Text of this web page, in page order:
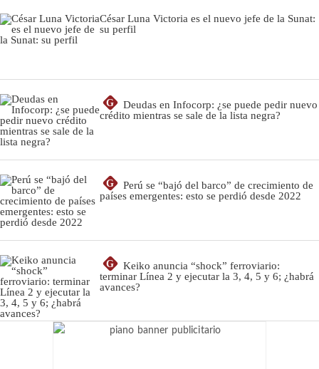
César Luna Victoria es el nuevo jefe de la Sunat:
su perfil
G
Deudas en Infocorp: ¿se puede pedir nuevo
crédito mientras se sale de la lista negra?
G
Perú se “bajó del barco” de crecimiento de
países emergentes: esto se perdió desde 2022
G
Keiko anuncia “shock” ferroviario:
terminar Línea 2 y ejecutar la 3, 4, 5 y 6; ¿habrá
avances?